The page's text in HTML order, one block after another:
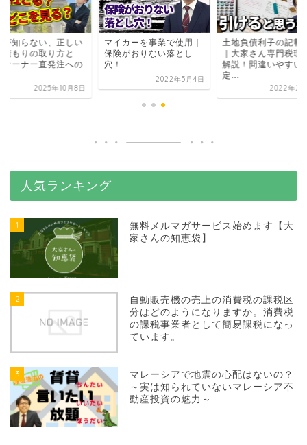
が知らない、正しい
積もりの取り方と
オーナー直発注への
2025年10月8日
マイカーを事業で使用｜
保険がおりない落とし
穴！
2022年5月4日
土地負債利子の記載
｜大家さん専門税理
解説！間違いやすい
定...
2022年2
人気ランキング
1
無料メルマガサービス始めます【大
家さんの知恵袋】
2
自動販売機の売上の消費税の課税区
分はどのようになりますか。消費税
の課税事業者として簡易課税になっ
ています。
3
マレーシアで地震の心配はないの？
～実は知られていないマレーシア不
動産投資の魅力～